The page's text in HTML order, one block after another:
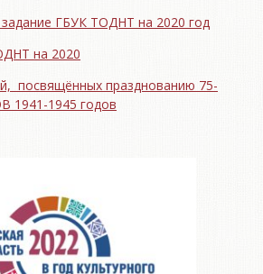
задание ГБУК ТОДНТ на 2020 год
на 2020
посвящённых празднованию 75-
1941-1945 годов